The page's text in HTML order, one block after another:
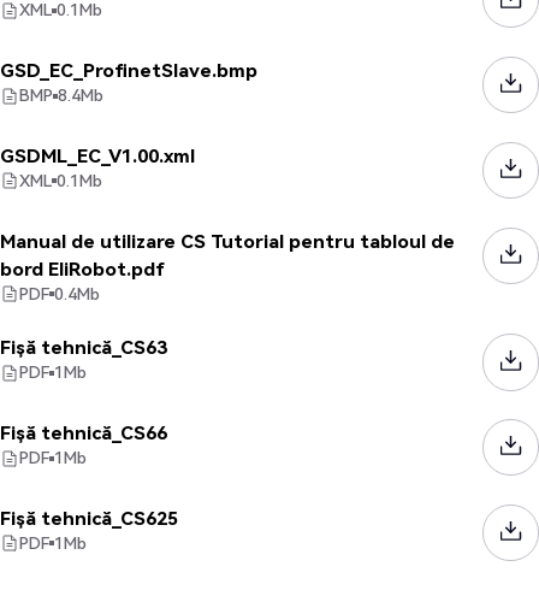
XML 0.1Mb
GSD_EC_ProfinetSlave.bmp
BMP 8.4Mb
GSDML_EC_V1.00.xml
XML 0.1Mb
Manual de utilizare CS Tutorial pentru tabloul de
bord EliRobot.pdf
PDF 0.4Mb
Fișă tehnică_CS63
PDF 1Mb
Fișă tehnică_CS66
PDF 1Mb
Fișă tehnică_CS625
PDF 1Mb